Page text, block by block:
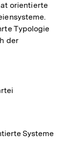
orientierte
Typologie
der
Systeme